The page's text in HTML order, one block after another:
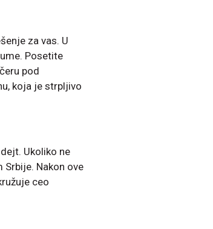
za vas. U
Posetite
pod
koja je strpljivo
Ukoliko ne
Nakon ove
ceo